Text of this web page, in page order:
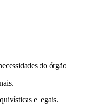
do órgão
e legais.